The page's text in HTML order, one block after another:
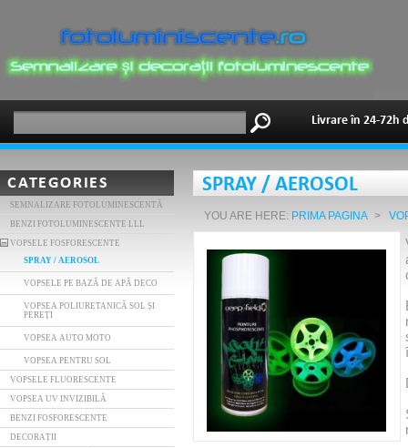
Livrare în 24-72h
CATEGORIES
SEMNALIZARE FOTOLUMINESCENTĂ
BENZI FOTOLUMINESCENTE LLL
VOPSELE FOSFORESCENTE
SPRAY / AEROSOL
VOPSELE PE BAZĂ DE APĂ DECO
VOPSEA POLIURETANICĂ SOL ȘI
PEREȚI
VOPSEA AUTO MOTO
VOPSEA PENTRU SOL
VOPSELE FLUORESCENTE
VOPSEA UV INVIZIBILĂ
BENZI FOSFORESCENTE
DECORAȚII
SPRAY / AEROSOL
YOU ARE HERE: PRIMA PAGINA >